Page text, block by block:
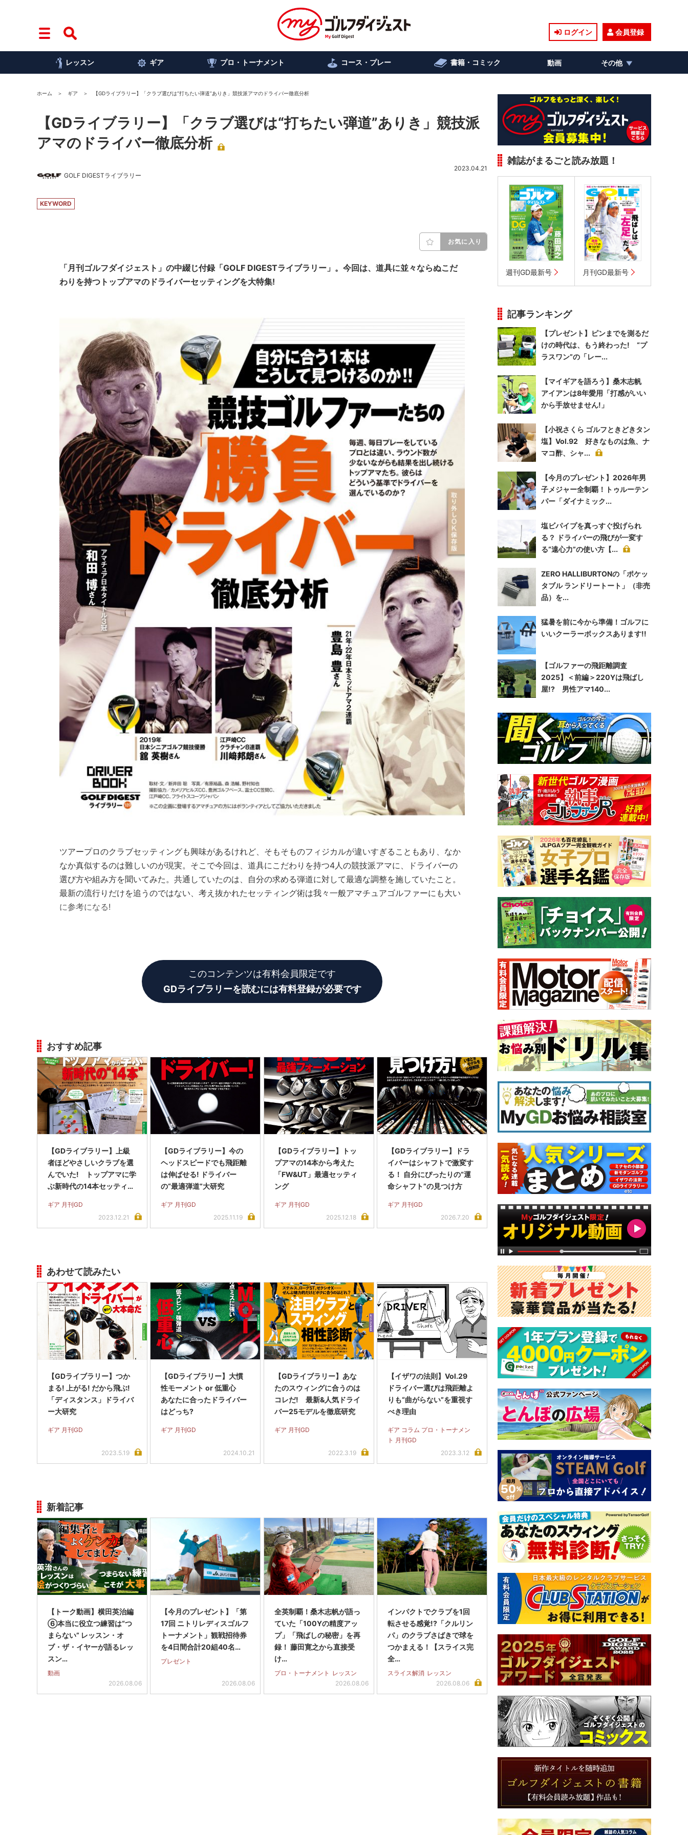
ログイン 会員登録
レッスン ギア プロ・トーナメント コース・プレー 書籍・コミック 動画 その他
ホーム ギア 【GDライブラリー】「クラブ選びは“打ちたい弾道”ありき」競技派アマのドライバー徹底分析
【GDライブラリー】「クラブ選びは“打ちたい弾道”ありき」競技派
アマのドライバー徹底分析
GOLF DIGESTライブラリー
2023.04.21
KEYWORD
お気に入り
「月刊ゴルフダイジェスト」の中綴じ付録「GOLF DIGESTライブラリー」。今回は、道具に並々ならぬこだ
わりを持つトップアマのドライバーセッティングを大特集!
ツアープロのクラブセッティングも興味があるけれど、そもそものフィジカルが違いすぎることもあり、なか
なか真似するのは難しいのが現実。そこで今回は、道具にこだわりを持つ4人の競技派アマに、ドライバーの
選び方や組み方を聞いてみた。共通していたのは、自分の求める弾道に対して最適な調整を施していたこと。
最新の流行りだけを追うのではない、考え抜かれたセッティング術は我々一般アマチュアゴルファーにも大い
に参考になる!
このコンテンツは有料会員限定です
GDライブラリーを読むには有料登録が必要です
おすすめ記事
【GDライブラリー】上級
者ほどやさしいクラブを選
んでいた! トップアマに学
ぶ新時代の14本セッティン
ギア 月刊GD
2023.12.21
【GDライブラリー】今の
ヘッドスピードでも飛距離
は伸ばせる! ドライバー
の“最適弾道”大研究
ギア 月刊GD
2025.11.19
【GDライブラリー】トッ
プアマの14本から考えた
「FW&UT」最適セッティ
ング
ギア 月刊GD
2025.12.18
【GDライブラリー】ドラ
イバーはシャフトで激変す
る！ 自分にぴったりの“運
命シャフト”の見つけ方
ギア 月刊GD
2026.7.20
あわせて読みたい
【GDライブラリー】つか
まる! 上がる! だから飛ぶ!
「ディスタンス」ドライバ
ー大研究
ギア 月刊GD
2023.5.19
【GDライブラリー】大慣
性モーメント or 低重心
あなたに合ったドライバー
はどっち?
ギア 月刊GD
2024.10.21
【GDライブラリー】あな
たのスウィングに合うのは
コレだ! 最新&人気ドライ
バー25モデルを徹底研究
ギア 月刊GD
2022.3.19
【イザワの法則】Vol.29
ドライバー選びは飛距離よ
りも“曲がらない”を重視す
べき理由
ギア コラム プロ・トーナメン
ト 月刊GD
2023.3.12
新着記事
【トーク動画】横田英治編
⑥本当に役立つ練習は“つ
まらない” レッスン・オ
ブ・ザ・イヤーが語るレッ
スン…
動画
2026.08.06
【今月のプレゼント】「第
17回 ニトリレディスゴルフ
トーナメント」観戦招待券
を4日間合計20組40名…
プレゼント
2026.08.06
全英制覇！桑木志帆が語っ
ていた「100Yの精度アッ
プ」「飛ばしの秘密」を再
録！ 藤田寛之から直接受
け…
プロ・トーナメント レッスン
2026.08.06
インパクトでクラブを1回
転させる感覚!?「クルリン
パ」のクラブさばきで球を
つかまえる！【スライス完
全…
スライス解消 レッスン
2026.08.06
雑誌がまるごと読み放題！
週刊GD最新号 月刊GD最新号
記事ランキング
【プレゼント】ピンまでを測るだ
けの時代は、もう終わった! “プ
ラスワン”の「レー...
【マイギアを語ろう】桑木志帆
アイアンは8年愛用「打感がいい
から手放せません!」
【小祝さくら ゴルフときどきタン
塩】Vol.92 好きなものは魚、ナ
マコ酢、シャ...
【今月のプレゼント】2026年男
子メジャー全制覇！トゥルーテン
パー「ダイナミック...
塩ビパイプを真っすぐ投げられ
る？ ドライバーの飛びが一変す
る“遠心力”の使い方【...
ZERO HALLIBURTONの「ポケッ
タブル ランドリートート」（非売
品）を...
猛暑を前に今から準備！ゴルフに
いいクーラーボックスあります!!
【ゴルファーの飛距離調査
2025】＜前編＞220Yは飛ばし
屋!? 男性アマ140...